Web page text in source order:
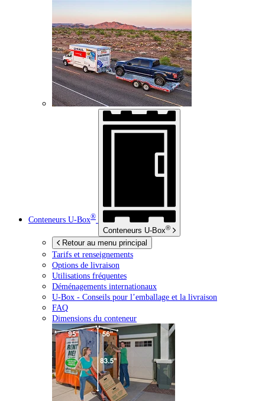
Conteneurs U-Box®
Conteneurs U-Box®
Retour au menu principal
Tarifs et renseignements
Options de livraison
Utilisations fréquentes
Déménagements internationaux
U-Box - Conseils pour l’emballage et la livraison
FAQ
Dimensions du conteneur